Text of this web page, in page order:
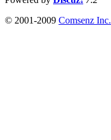
© 2001-2009 Comsenz Inc.